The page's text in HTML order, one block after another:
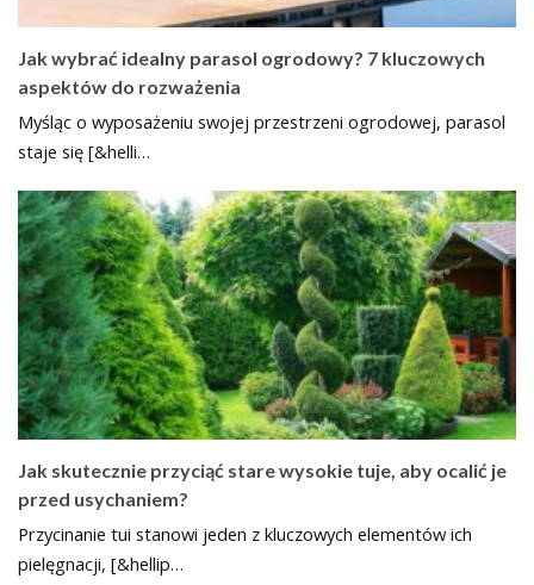
Jak wybrać idealny parasol ogrodowy? 7 kluczowych
aspektów do rozważenia
Myśląc o wyposażeniu swojej przestrzeni ogrodowej, parasol
staje się [&helli…
Jak skutecznie przyciąć stare wysokie tuje, aby ocalić je
przed usychaniem?
Przycinanie tui stanowi jeden z kluczowych elementów ich
pielęgnacji, [&hellip…